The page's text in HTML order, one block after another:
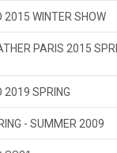
2015 WINTER SHOW
PARIS 2015
2019 SPRING
- SUMMER 2009